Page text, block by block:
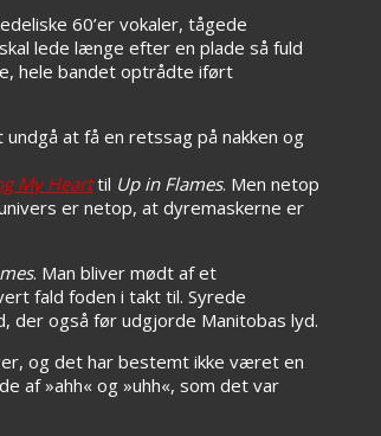
60’er vokaler, tågede
lede længe efter en plade så fuld
hele bandet optrådte iført
at få en retssag på nakken og
My Hearttil Up in Flames. Men netop
er netop, at dyremaskerne er
. Man bliver mødt af et
fald foden i takt til. Syrede
der også før udgjorde Manitobas lyd.
og det har bestemt ikke været en
af »ahh« og »uhh«, som det var